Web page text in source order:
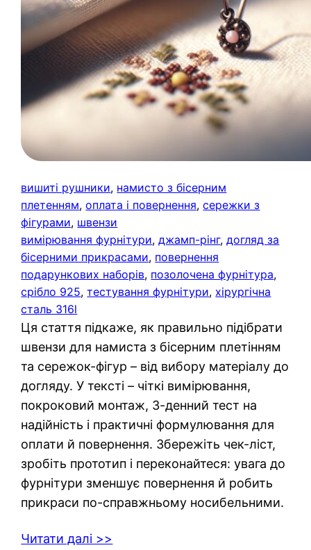
вишиті рушники, намисто з бісерним
плетенням, оплата і повернення, сережки з
фігурами, швензи
вимірювання фурнітури, джамп-рінг, догляд за
бісерними прикрасами, повернення
подарункових наборів, позолочена фурнітура
срібло 925, тестування фурнітури, хірургічна
сталь 316l
Ця стаття підкаже, як правильно підібрати
швензи для намиста з бісерним плетінням
та сережок-фігур – від вибору матеріалу до
догляду. У тексті – чіткі вимірювання,
покроковий монтаж, 3-денний тест на
надійність і практичні формулювання для
оплати й повернення. Збережіть чек-ліст,
зробіть прототип і переконайтеся: увага до
фурнітури зменшує повернення й робить
прикраси по-справжньому носибельними.
Читати далі >>